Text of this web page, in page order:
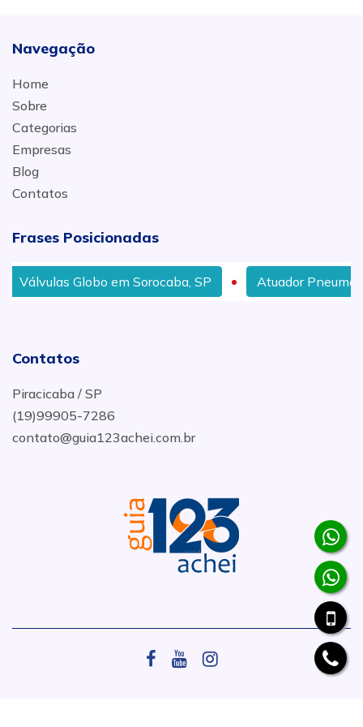
Navegação
Home
Sobre
Categorias
Empresas
Blog
Contatos
Frases Posicionadas
Válvulas Globo em Sorocaba, SP Atuador
Contatos
Piracicaba / SP
(19)99905-7286
contato@guia123achei.com.br